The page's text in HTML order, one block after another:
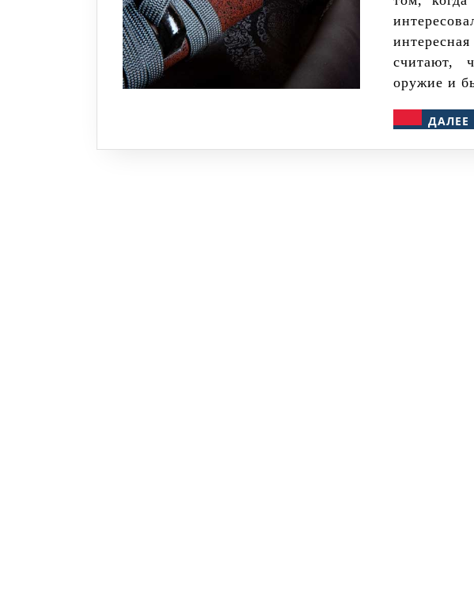
считают,
оружие и
ДАЛЕЕ